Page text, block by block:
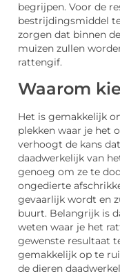
begrijpen. Voor de
bestrijdingsmiddel
zorgen dat binnen
muizen zullen
rattengif.
Waarom
Het is gemakkelijk
plekken waar je het
verhoogt de kans
daadwerkelijk van
genoeg om ze te
ongedierte
gevaarlijk wordt en
buurt. Belangrijk is
weten waar je het
gewenste resultaat
gemakkelijk op te
de dieren